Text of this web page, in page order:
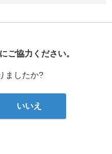
ご協力ください。
ましたか?
いいえ